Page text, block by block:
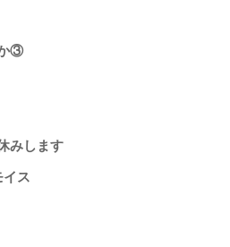
③
みします
イス